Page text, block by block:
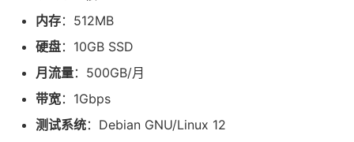
内存：512MB
硬盘：10GB SSD
月流量：500GB/月
带宽：1Gbps
测试系统：Debian GNU/Linux 12